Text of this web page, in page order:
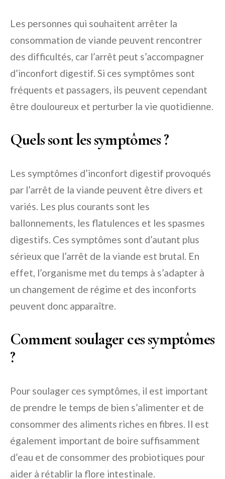
Les personnes qui souhaitent arrêter la
consommation de viande peuvent rencontrer
des difficultés, car l’arrêt peut s’accompagner
d’inconfort digestif. Si ces symptômes sont
fréquents et passagers, ils peuvent cependant
être douloureux et perturber la vie quotidienne.
Quels sont les symptômes ?
Les symptômes d’inconfort digestif provoqués
par l’arrêt de la viande peuvent être divers et
variés. Les plus courants sont les
ballonnements, les flatulences et les spasmes
digestifs. Ces symptômes sont d’autant plus
sérieux que l’arrêt de la viande est brutal. En
effet, l’organisme met du temps à s’adapter à
un changement de régime et des inconforts
peuvent donc apparaître.
Comment soulager ces symptômes
?
Pour soulager ces symptômes, il est important
de prendre le temps de bien s’alimenter et de
consommer des aliments riches en fibres. Il est
également important de boire suffisamment
d’eau et de consommer des probiotiques pour
aider à rétablir la flore intestinale.